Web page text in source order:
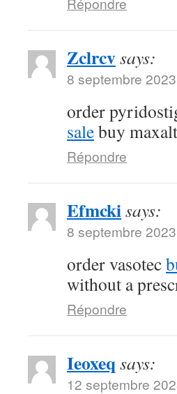
Zclrcvsays:
8 septembre
order
salebuy
Répondre
Efmckisays:
8 septembre
order vasotec
without a
Répondre
Ieoxeq says:
12 septembre